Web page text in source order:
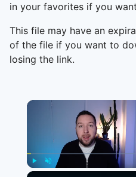
in your favorites if you
This file may have an
of the file if you want to
losing the link.